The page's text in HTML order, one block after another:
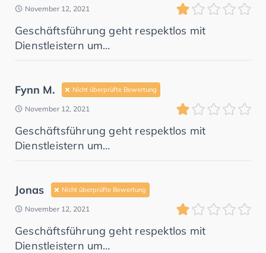
November 12, 2021
Geschäftsführung geht respektlos mit
Dienstleistern um…
Fynn M. Nicht überprüfte Bewertung
November 12, 2021
Geschäftsführung geht respektlos mit
Dienstleistern um…
Jonas Nicht überprüfte Bewertung
November 12, 2021
Geschäftsführung geht respektlos mit
Dienstleistern um…